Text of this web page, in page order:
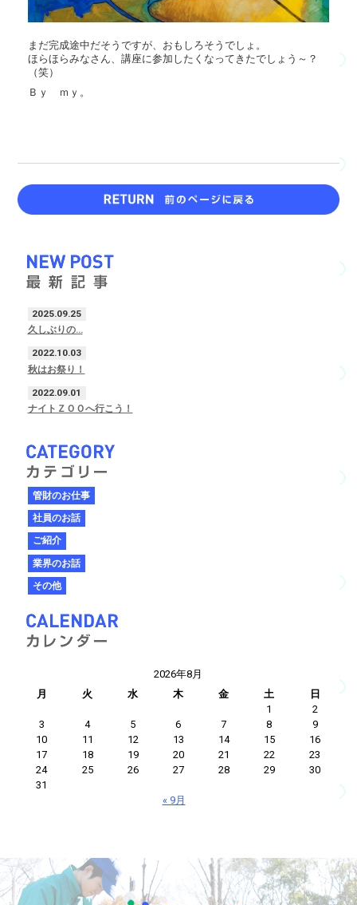
まだ完成途中だそうですが、おもしろそうでしょ。
ほらほらみなさん、講座に参加したくなってきたでしょう～？
（笑）
Ｂｙ ｍｙ。
2025.09.25
久しぶりの…
2022.10.03
秋はお祭り！
2022.09.01
ナイトＺＯＯへ行こう！
管財のお仕事
社員のお話
ご紹介
業界のお話
その他
2026年8月
月
火 水 木 金 土
日
1
2
3
4 5 6 7 8
9
10
11 12 13 14 15
16
17
18 19 20 21 22
23
24
25 26 27 28 29
30
31
« 9月